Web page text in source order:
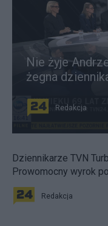
Nie żyje
żegna
Redakcja
Dziennikarze TVN
Prowomocny wyrok
Redakcja